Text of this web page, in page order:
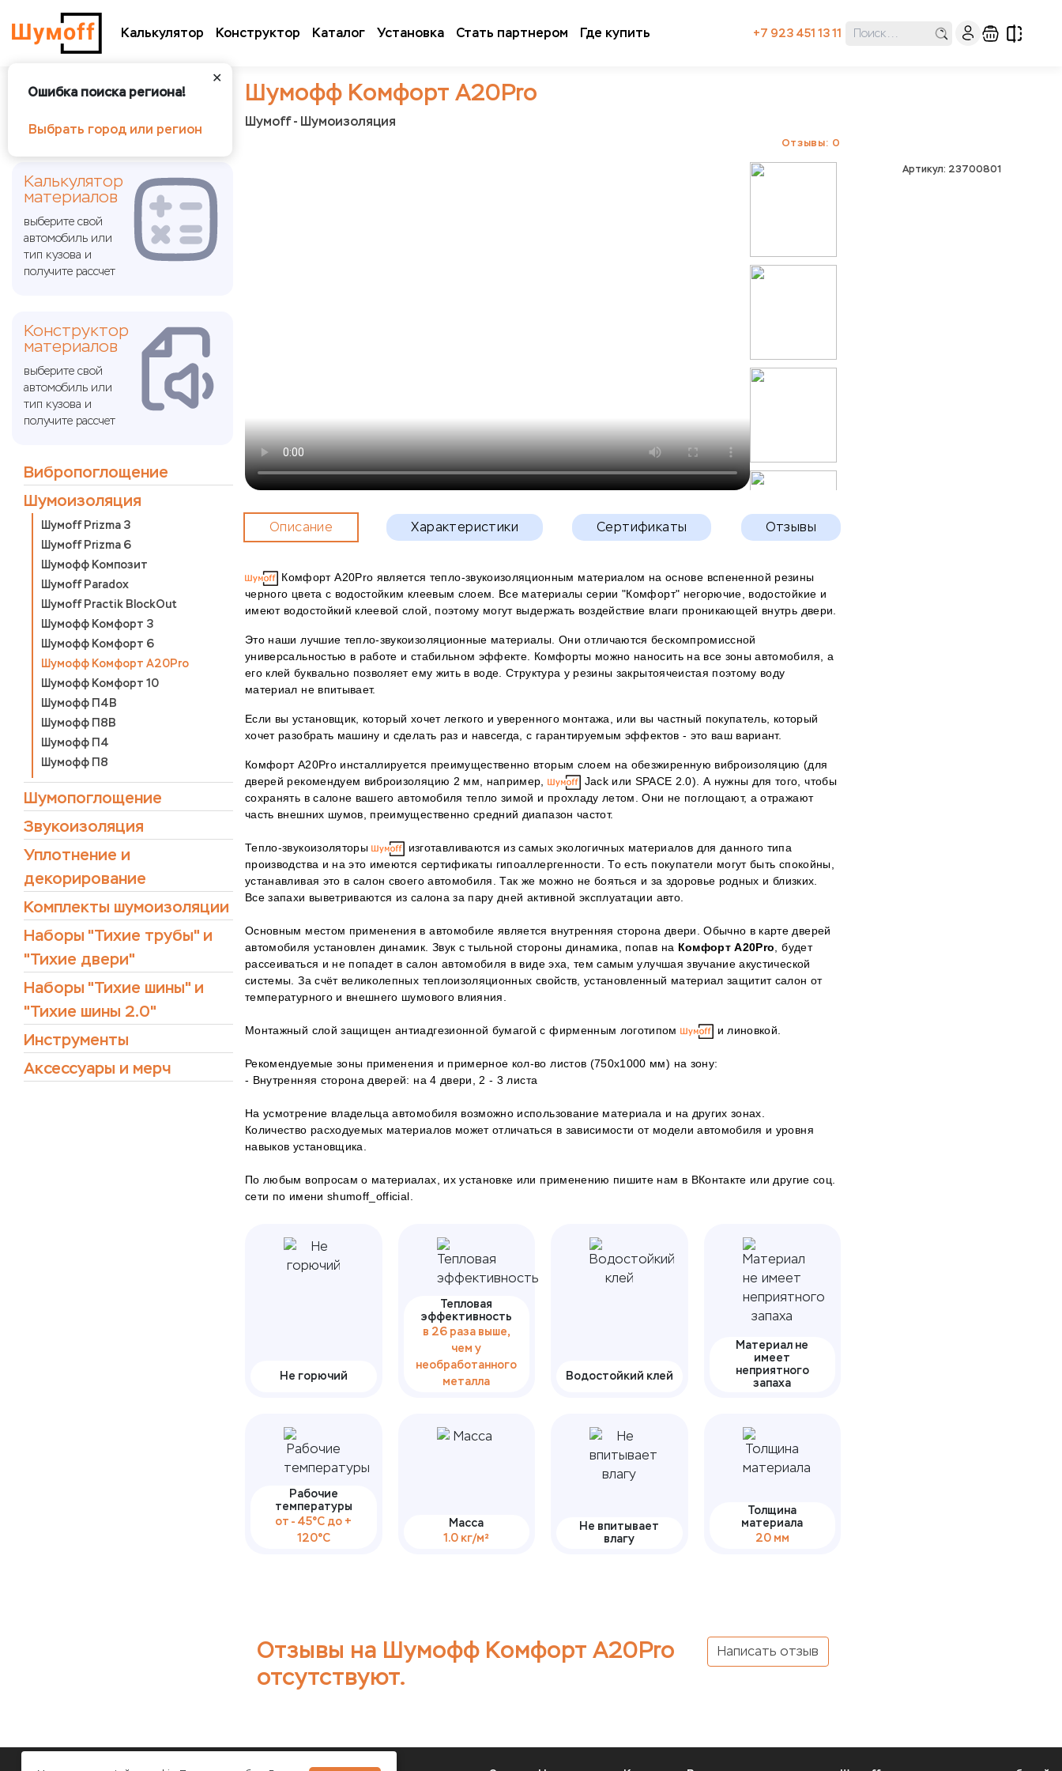
Калькулятор Конструктор Каталог Установка Стать партнером Где купить +7 923 451 13 11
✕
Ошибка поиска региона!
Выбрать город или регион
Шумофф Комфорт А20Pro
Шумoff - Шумоизоляция
Отзывы: 0
Калькулятор
материалов
выберите свой
автомобиль или
тип кузова и
получите рассчет
Конструктор
материалов
выберите свой
автомобиль или
тип кузова и
получите рассчет
Вибропоглощение
Шумоизоляция
Шумoff Prizma 3
Шумoff Prizma 6
Шумофф Композит
Шумoff Paradox
Шумoff Practik BlockOut
Шумофф Комфорт 3
Шумофф Комфорт 6
Шумофф Комфорт А20Pro
Шумофф Комфорт 10
Шумофф П4В
Шумофф П8В
Шумофф П4
Шумофф П8
Шумопоглощение
Звукоизоляция
Уплотнение и
декорирование
Комплекты шумоизоляции
Наборы "Тихие трубы" и
"Тихие двери"
Наборы "Тихие шины" и
"Тихие шины 2.0"
Инструменты
Аксессуары и мерч
Описание Характеристики Сертификаты Отзывы
Комфорт А20Pro является тепло-звукоизоляционным материалом на основе вспененной резины
черного цвета с водостойким клеевым слоем. Все материалы серии "Комфорт" негорючие, водостойкие и
имеют водостойкий клеевой слой, поэтому могут выдержать воздействие влаги проникающей внутрь двери.
Это наши лучшие тепло-звукоизоляционные материалы. Они отличаются бескомпромиссной
универсальностью в работе и стабильном эффекте. Комфорты можно наносить на все зоны автомобиля, а
его клей буквально позволяет ему жить в воде. Структура у резины закрытоячеистая поэтому воду
материал не впитывает.
Если вы установщик, который хочет легкого и уверенного монтажа, или вы частный покупатель, который
хочет разобрать машину и сделать раз и навсегда, с гарантируемым эффектов - это ваш вариант.
Комфорт А20Pro инсталлируется преимущественно вторым слоем на обезжиренную виброизоляцию (для
дверей рекомендуем виброизоляцию 2 мм, например,
Jack или SPACE 2.0). А нужны для того, чтобы
сохранять в салоне вашего автомобиля тепло зимой и прохладу летом. Они не поглощают, а отражают
часть внешних шумов, преимущественно средний диапазон частот.
Тепло-звукоизоляторы
изготавливаются из самых экологичных материалов для данного типа
производства и на это имеются сертификаты гипоаллергенности. То есть покупатели могут быть спокойны,
устанавливая это в салон своего автомобиля. Так же можно не бояться и за здоровье родных и близких.
Все запахи выветриваются из салона за пару дней активной эксплуатации авто.
Основным местом применения в автомобиле является внутренняя сторона двери. Обычно в карте дверей
автомобиля установлен динамик. Звук с тыльной стороны динамика, попав на Комфорт А20Pro , будет
рассеиваться и не попадет в салон автомобиля в виде эха, тем самым улучшая звучание акустической
системы. За счёт великолепных теплоизоляционных свойств, установленный материал защитит салон от
температурного и внешнего шумового влияния.
Монтажный слой защищен антиадгезионной бумагой с фирменным логотипом и линовкой.
Рекомендуемые зоны применения и примерное кол-во листов (750х1000 мм) на зону:
- Внутренняя сторона дверей: на 4 двери, 2 - 3 листа
На усмотрение владельца автомобиля возможно использование материала и на других зонах.
Количество расходуемых материалов может отличаться в зависимости от модели автомобиля и уровня
навыков установщика.
По любым вопросам о материалах, их установке или применению пишите нам в ВКонтакте или другие соц.
сети по имени shumoff_official.
Не горючий
Тепловая
эффективность
в 26 раза выше,
чем у
необработанного
металла
Водостойкий клей
Материал не
имеет
неприятного
запаха
Рабочие
температуры
от - 45°С до +
120°С
Масса
1.0 кг/м²
Не впитывает
влагу
Толщина
материала
20 мм
Отзывы на Шумофф Комфорт А20Pro
отсутствуют.
Написать отзыв
Артикул: 23700801